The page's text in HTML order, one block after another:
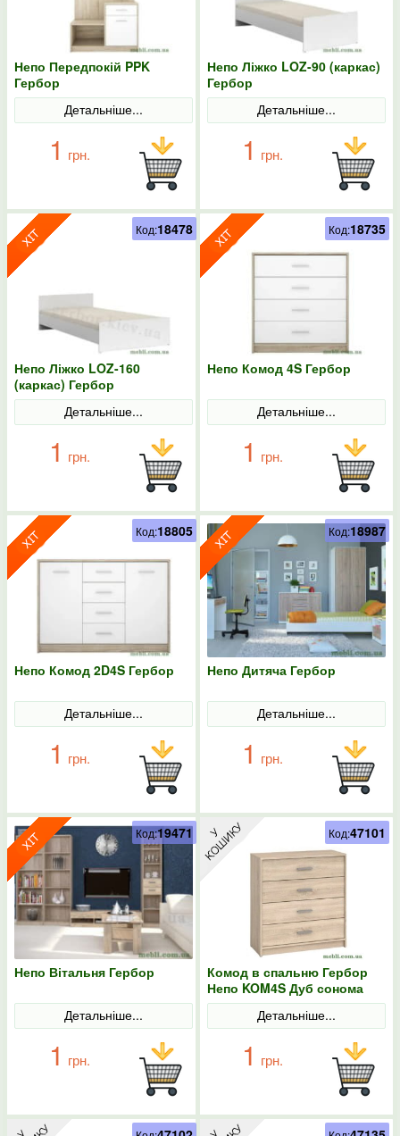
Непо Передпокій PPK
Гербор
Детальніше...
1 грн.
Непо Ліжко LOZ-90 (каркас)
Гербор
Детальніше...
1 грн.
Непо Ліжко LOZ-160
(каркас) Гербор
Детальніше...
1 грн.
Код:18478
Непо Комод 4S Гербор
Детальніше...
1 грн.
Код:18735
Непо Комод 2D4S Гербор
Детальніше...
1 грн.
Код:18805
Непо Дитяча Гербор
Детальніше...
1 грн.
Код:18987
Непо Вітальня Гербор
Детальніше...
1 грн.
Код:19471
Комод в спальню Гербор
Непо KOM4S Дуб сонома
Детальніше...
1 грн.
Код:47101